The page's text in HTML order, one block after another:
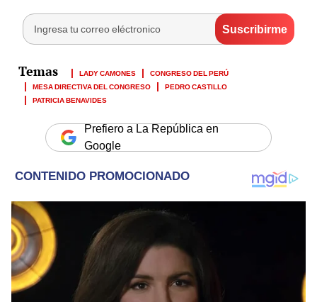
LADY CAMONES
CONGRESO DEL PERÚ
MESA DIRECTIVA DEL CONGRESO
PEDRO CASTILLO
PATRICIA BENAVIDES
Prefiero a La República en
Google